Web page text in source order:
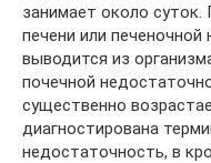
занимает около суток.
печени или
выводится из
почечной
существенно
диагностирована
недостаточность, в